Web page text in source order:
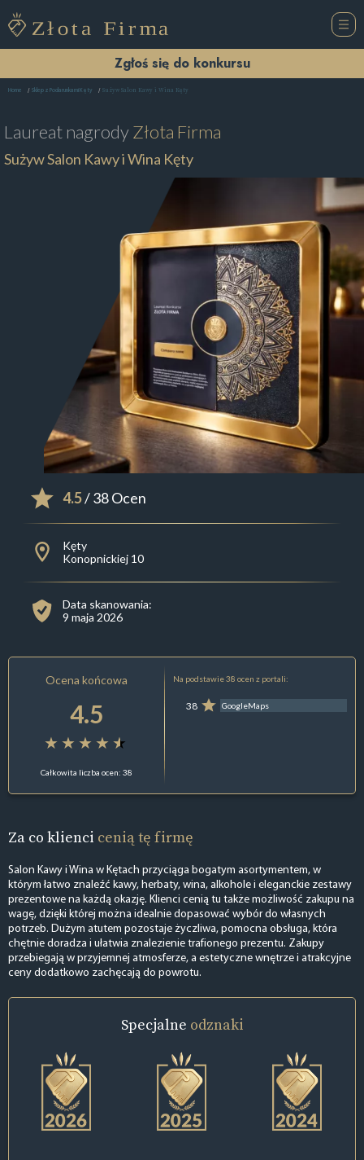
Zgłoś się do konkursu
Home Sklep z Podarunkami Kęty Sużyw Salon Kawy i Wina Kęty
Laureat nagrodyZłota Firma
Sużyw Salon Kawy i Wina Kęty
4.5/ 38 Ocen
Kęty
Konopnickiej 10
Data skanowania:
9 maja 2026
Ocena końcowa
4.5
Całkowita liczba ocen: 38
Na podstawie 38 ocen z portali:
38 GoogleMaps
Za co klienci cenią tę firmę
Salon Kawy i Wina w Kętach przyciąga bogatym asortymentem, w
którym łatwo znaleźć kawy, herbaty, wina, alkohole i eleganckie zestawy
prezentowe na każdą okazję. Klienci cenią tu także możliwość zakupu na
wagę, dzięki której można idealnie dopasować wybór do własnych
potrzeb. Dużym atutem pozostaje życzliwa, pomocna obsługa, która
chętnie doradza i ułatwia znalezienie trafionego prezentu. Zakupy
przebiegają w przyjemnej atmosferze, a estetyczne wnętrze i atrakcyjne
ceny dodatkowo zachęcają do powrotu.
Specjalne odznaki